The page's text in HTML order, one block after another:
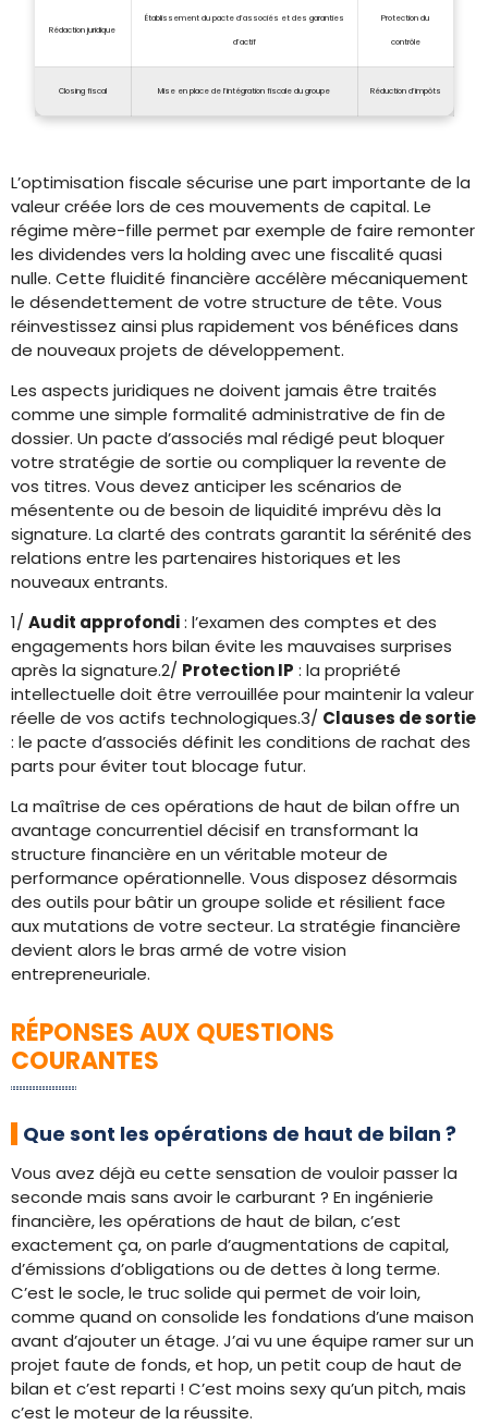
Rédaction juridique
Établissement du pacte d’associés et des garanties
d’actif
Protection du
contrôle
Closing fiscal Mise en place de l’intégration fiscale du groupe Réduction d’impôts
L’optimisation fiscale sécurise une part importante de la
valeur créée lors de ces mouvements de capital. Le
régime mère-fille permet par exemple de faire remonter
les dividendes vers la holding avec une fiscalité quasi
nulle. Cette fluidité financière accélère mécaniquement
le désendettement de votre structure de tête. Vous
réinvestissez ainsi plus rapidement vos bénéfices dans
de nouveaux projets de développement.
Les aspects juridiques ne doivent jamais être traités
comme une simple formalité administrative de fin de
dossier. Un pacte d’associés mal rédigé peut bloquer
votre stratégie de sortie ou compliquer la revente de
vos titres. Vous devez anticiper les scénarios de
mésentente ou de besoin de liquidité imprévu dès la
signature. La clarté des contrats garantit la sérénité des
relations entre les partenaires historiques et les
nouveaux entrants.
1/ Audit approfondi: l’examen des comptes et des
engagements hors bilan évite les mauvaises surprises
après la signature.2/ Protection IP : la propriété
intellectuelle doit être verrouillée pour maintenir la valeur
réelle de vos actifs technologiques.3/ Clauses de sortie
: le pacte d’associés définit les conditions de rachat des
parts pour éviter tout blocage futur.
La maîtrise de ces opérations de haut de bilan offre un
avantage concurrentiel décisif en transformant la
structure financière en un véritable moteur de
performance opérationnelle. Vous disposez désormais
des outils pour bâtir un groupe solide et résilient face
aux mutations de votre secteur. La stratégie financière
devient alors le bras armé de votre vision
entrepreneuriale.
RÉPONSES AUX QUESTIONS
COURANTES
Que sont les opérations de haut de bilan ?
Vous avez déjà eu cette sensation de vouloir passer la
seconde mais sans avoir le carburant ? En ingénierie
financière, les opérations de haut de bilan, c’est
exactement ça, on parle d’augmentations de capital,
d’émissions d’obligations ou de dettes à long terme.
C’est le socle, le truc solide qui permet de voir loin,
comme quand on consolide les fondations d’une maison
avant d’ajouter un étage. J’ai vu une équipe ramer sur un
projet faute de fonds, et hop, un petit coup de haut de
bilan et c’est reparti ! C’est moins sexy qu’un pitch, mais
c’est le moteur de la réussite.